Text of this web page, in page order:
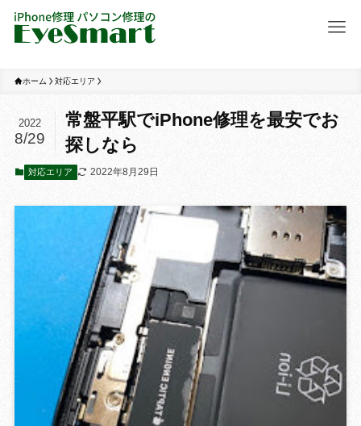
ホーム 対応エリア
常盤平駅でiPhone修理を最安でお
探しなら
2022
8/29
対応エリア 2022年8月29日